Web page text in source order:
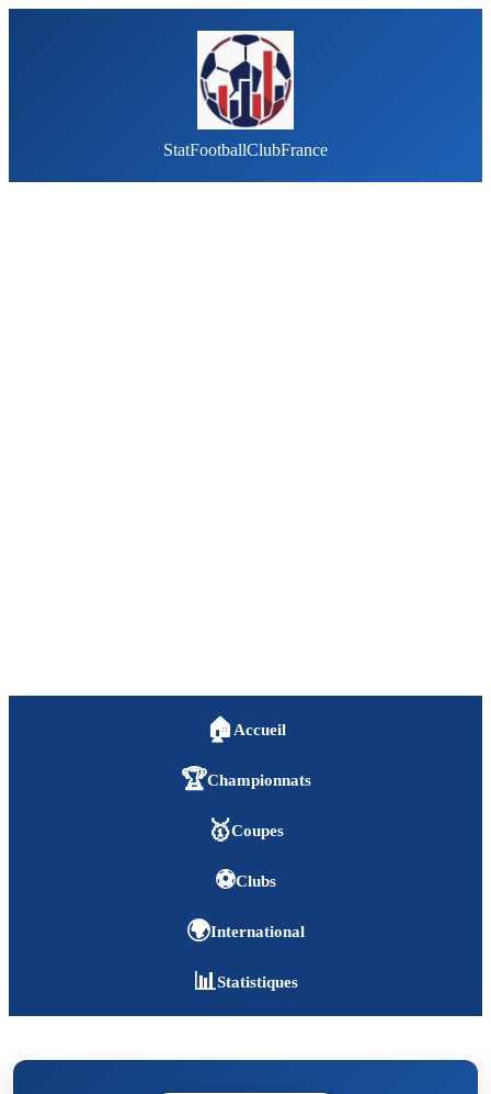
StatFootballClubFrance
🏠 Accueil
🏆Championnats
🥇Coupes
⚽Clubs
🌍International
📊Statistiques